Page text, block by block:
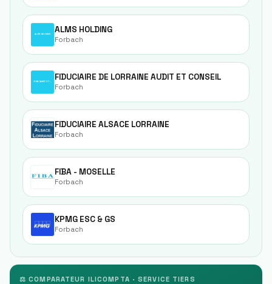
ALMS HOLDING
Forbach
FIDUCIAIRE DE LORRAINE AUDIT ET CONSEIL
Forbach
FIDUCIAIRE ALSACE LORRAINE
Forbach
FIBA - MOSELLE
Forbach
KPMG ESC & GS
Forbach
⚖ COMPARATEUR ILICOMPTA · SERVICE TIERS